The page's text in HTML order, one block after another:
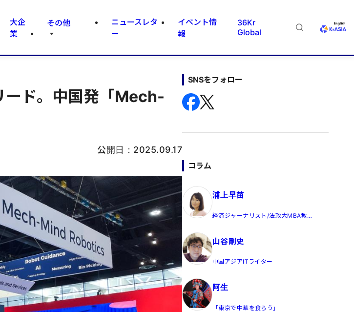
大企
業
その他
ニュースレタ
ー
イベント情
報
36Kr
Global
ード。中国発「Mech-
公開日： 2025.09.17
SNSをフォロー
コラム
浦上早苗
経済ジャーナリスト/法政大MBA教
山谷剛史
中国アジアITライター
阿生
「東京で中華を食らう」